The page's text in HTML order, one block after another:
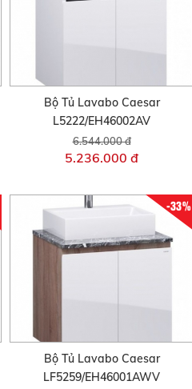
Bộ Tủ Lavabo Caesar
L5222/EH46002AV
6.544.000 đ
5.236.000 đ
-33%
Bộ Tủ Lavabo Caesar
LF5259/EH46001AWV